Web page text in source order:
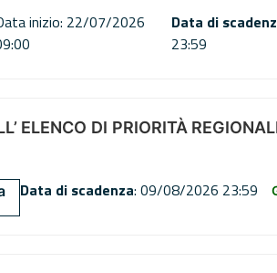
inizio: 22/07/2026
Data di
23:59
ELENCO DI PRIORITÀ
Data di scadenza: 09/08/2026 23:59